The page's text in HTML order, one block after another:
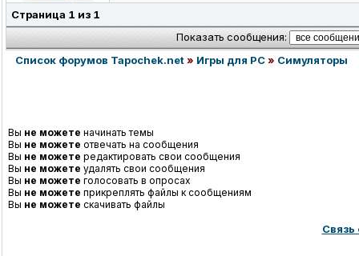
Страница 1 из 1
Показать сообщения:
Список форумов Tapochek.net» Игры для PC» Симуляторы
Вы не можете начинать темы
Вы не можете отвечать на сообщения
Вы не можете редактировать свои сообщения
Вы не можете удалять свои сообщения
Вы не можете голосовать в опросах
Вы не можете прикреплять файлы к сообщениям
Вы не можете скачивать файлы